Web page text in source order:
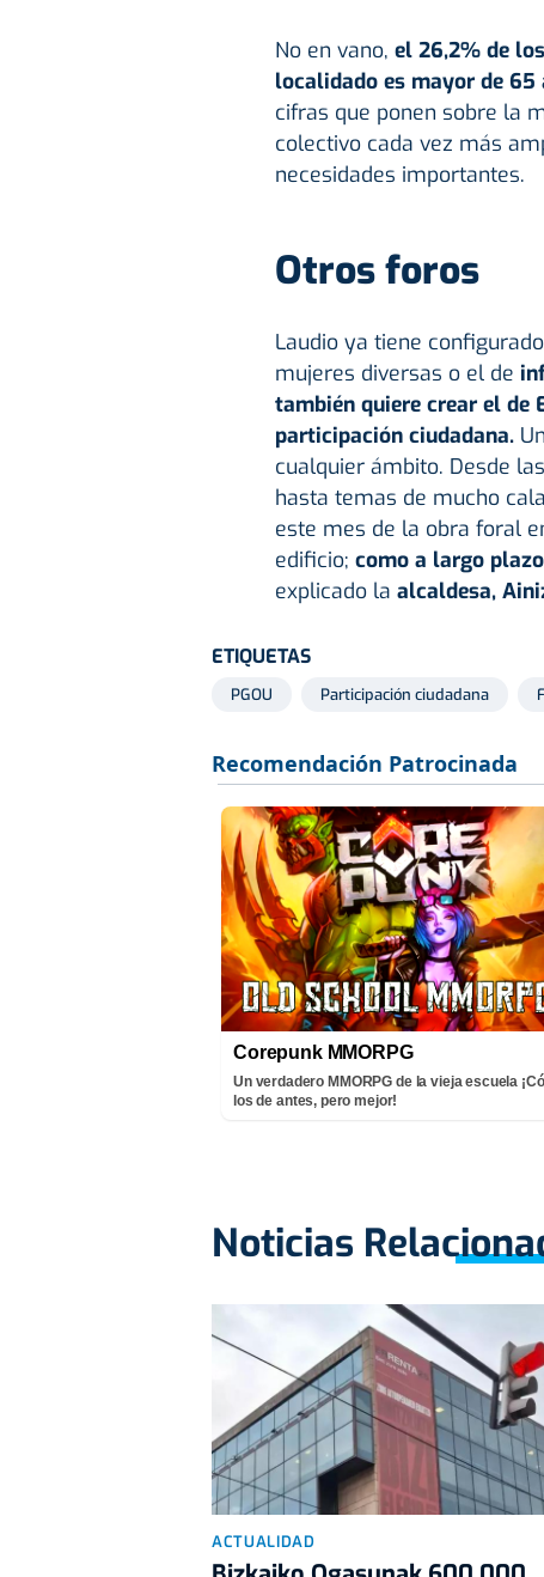
No en vano, el 26,2% de
localidado es mayor de
cifras que ponen sobre la
colectivo cada vez más
necesidades importantes.
Otros foros
Laudio ya tiene
mujeres diversas o el de
también quiere crear el de
participación ciudadana.
cualquier ámbito. Desde
hasta temas de mucho
este mes de la obra foral
edificio; como a largo
explicado la alcaldesa,
ETIQUETAS
PGOU Participación ciudadana
Corepunk MMORPG
Un verdadero MMORPG de la vieja escuela
los de antes, pero mejor!
Noticias
ACTUALIDAD